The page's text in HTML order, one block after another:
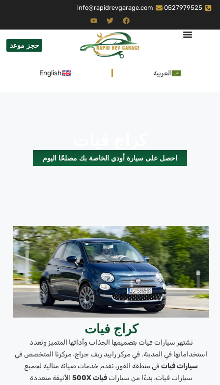
0527979525
info@rapidrevgarage.com
حجز موعد
العربية English
احصل على سيارة أودي الخاصة بك مصلحًا اليوم
كراج فيات
تشتهر سيارات فيات بتصميمها الجذاب وأدائها المتميز وتعدد
استخداماتها في المدينة. في مركز رابيد ريف جراج، مركزنا المتخصص في
سيارات فياتفي منطقة القوز، نقدم خدمات صيانة مثالية لجميع
سيارات فيات، بدءًا من سيارات فيات 500X
الأنيقة متعددة